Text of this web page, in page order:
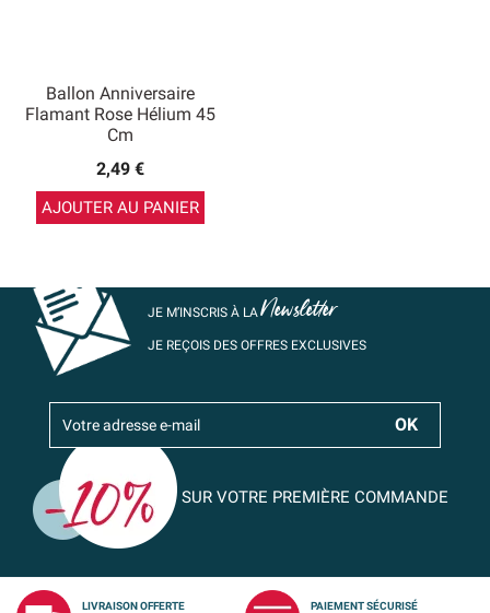
Ballon Anniversaire
Flamant Rose Hélium 45
Cm
2,49 €
AJOUTER AU PANIER
JE M’INSCRIS À LANewsletter
JE REÇOIS DES OFFRES EXCLUSIVES
SUR VOTRE PREMIÈRE COMMANDE
LIVRAISON OFFERTE
PAIEMENT SÉCURISÉ